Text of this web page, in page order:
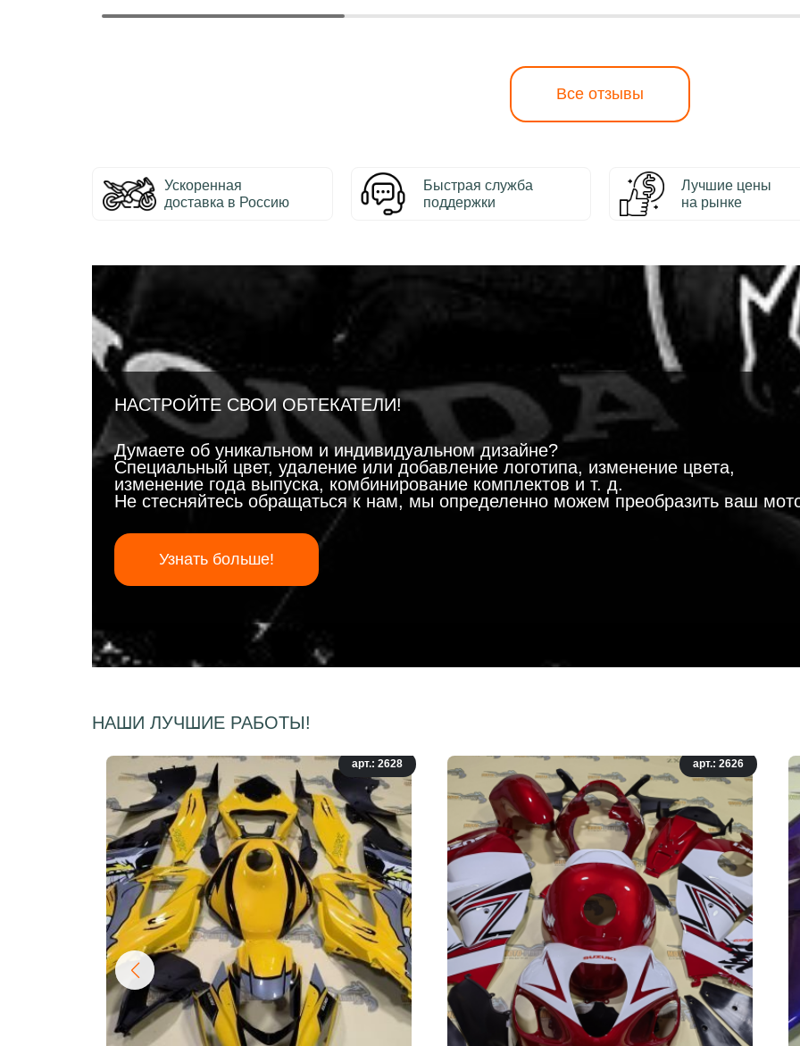
Все отзывы
Ускоренная
доставка в Россию
Быстрая служба
поддержки
Лучшие цены
на рынке
НАСТРОЙТЕ СВОИ ОБТЕКАТЕЛИ!
Думаете об уникальном и индивидуальном дизайне?
Специальный цвет, удаление или добавление логотипа, изменение цвета,
изменение года выпуска, комбинирование комплектов и т. д.
Не стесняйтесь обращаться к нам, мы определенно можем преобразить ваш
Узнать больше!
НАШИ ЛУЧШИЕ РАБОТЫ!
арт.: 2628 арт.: 2626